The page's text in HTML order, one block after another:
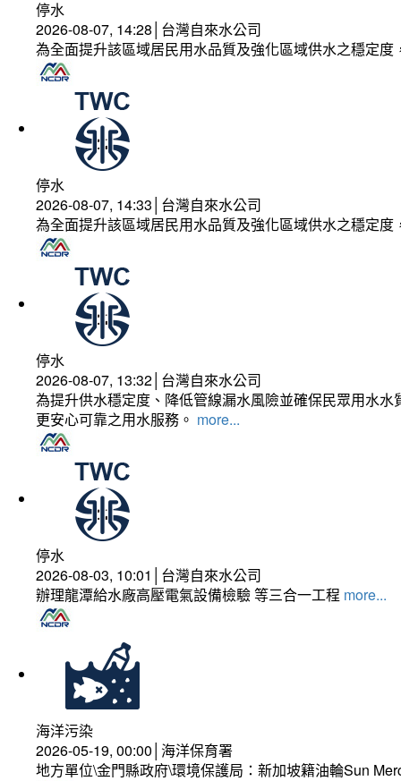
停水
2026-08-07, 14:28│台灣自來水公司
為全面提升該區域居民用水品質及強化區域供水之穩定
停水
2026-08-07, 14:33│台灣自來水公司
為全面提升該區域居民用水品質及強化區域供水之穩定
停水
2026-08-07, 13:32│台灣自來水公司
為提升供水穩定度、降低管線漏水風險並確保民眾用水
更安心可靠之用水服務。 more...
停水
2026-08-03, 10:01│台灣自來水公司
辦理龍潭給水廠高壓電氣設備檢驗 等三合一工程 more...
海洋污染
2026-05-19, 00:00│海洋保育署
地方單位\金門縣政府\環境保護局：新加坡籍油輪Sun